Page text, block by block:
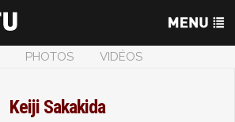
PHOTOS
VIDÉOS
Keiji Sakakida